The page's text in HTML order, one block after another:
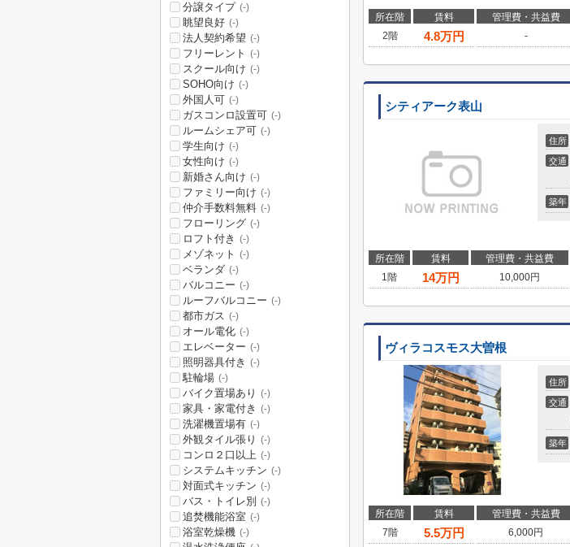
所在階 賃料 管理費・共益費
2階
4.8万円 -
シティアーク表山
住所
交通
築年
所在階 賃料 管理費・共益費
1階
14万円 10,000円
ヴィラコスモス大曽根
住所
交通
築年
所在階 賃料 管理費・共益費
7階
5.5万円 6,000円
分譲タイプ (-)
眺望良好 (-)
法人契約希望 (-)
フリーレント (-)
スクール向け (-)
SOHO向け (-)
外国人可 (-)
ガスコンロ設置可 (-)
ルームシェア可 (-)
学生向け (-)
女性向け (-)
新婚さん向け (-)
ファミリー向け (-)
仲介手数料無料 (-)
フローリング (-)
ロフト付き (-)
メゾネット (-)
ベランダ (-)
バルコニー (-)
ルーフバルコニー (-)
都市ガス (-)
オール電化 (-)
エレベーター (-)
照明器具付き (-)
駐輪場 (-)
バイク置場あり (-)
家具・家電付き (-)
洗濯機置場有 (-)
外観タイル張り (-)
コンロ２口以上 (-)
システムキッチン (-)
対面式キッチン (-)
バス・トイレ別 (-)
追焚機能浴室 (-)
浴室乾燥機 (-)